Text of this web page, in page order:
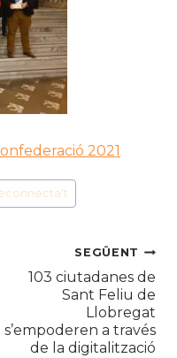
2021
SEGÜENT
103 ciutadanes de
Sant Feliu de
Llobregat
s’empoderen a través
de la digitalització